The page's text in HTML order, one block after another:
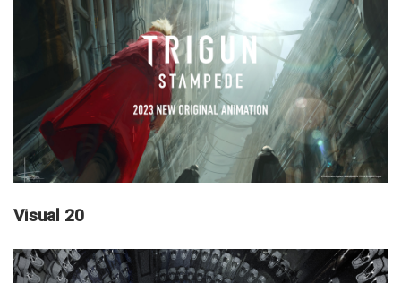
Visual 20